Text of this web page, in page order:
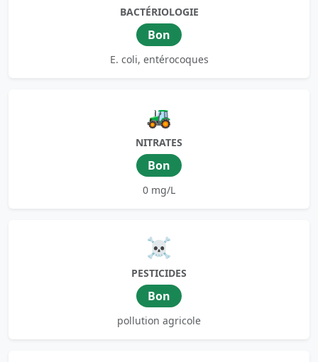
BACTÉRIOLOGIE
Bon
E. coli, entérocoques
🚜
NITRATES
Bon
0 mg/L
☠️
PESTICIDES
Bon
pollution agricole